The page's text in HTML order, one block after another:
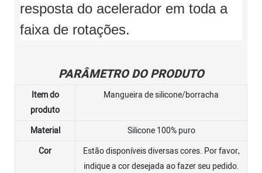
resposta do acelerador em toda a
faixa de rotações.
PARÂMETRO DO PRODUTO
Item do
produto
Mangueira de silicone/borracha
Material
Silicone 100% puro
Cor
Estão disponíveis diversas cores. Por favor,
indique a cor desejada ao fazer seu pedido.